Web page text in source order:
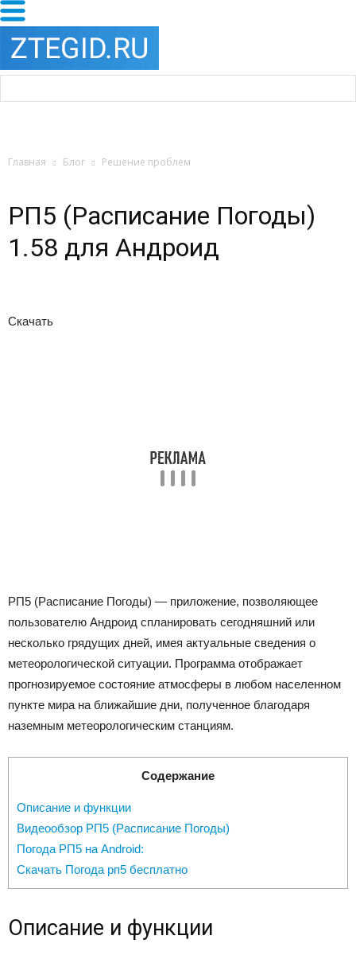
Главная Блог Решение проблем
РП5 (Расписание Погоды)
1.58 для Андроид
Скачать
РП5 (Расписание Погоды) — приложение, позволяющее
пользователю Андроид спланировать сегодняшний или
несколько грядущих дней, имея актуальные сведения о
метеорологической ситуации. Программа отображает
прогнозируемое состояние атмосферы в любом населенном
пункте мира на ближайшие дни, полученное благодаря
наземным метеорологическим станциям.
Содержание
Описание и функции
Видеообзор РП5 (Расписание Погоды)
Погода РП5 на Android:
Скачать Погода рп5 бесплатно
Описание и функции